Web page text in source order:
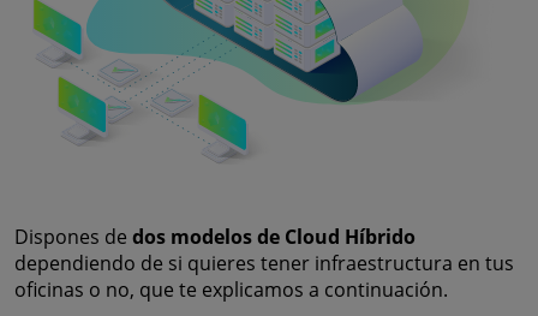
Dispones de dos modelos de Cloud Híbrido
dependiendo de si quieres tener infraestructura en tus
oficinas o no, que te explicamos a continuación.